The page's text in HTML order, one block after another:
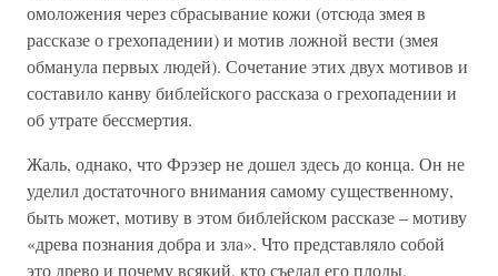
омоложения через сбрасывание кожи (отсюда змея в
рассказе о грехопадении) и мотив ложной вести (змея
обманула первых людей). Сочетание этих двух мотивов и
составило канву библейского рассказа о грехопадении и
об утрате бессмертия.
Жаль, однако, что Фрэзер не дошел здесь до конца. Он не
уделил достаточного внимания самому существенному,
быть может, мотиву в этом библейском рассказе – мотиву
«древа познания добра и зла». Что представляло собой
это древо и почему всякий, кто съедал его плоды,